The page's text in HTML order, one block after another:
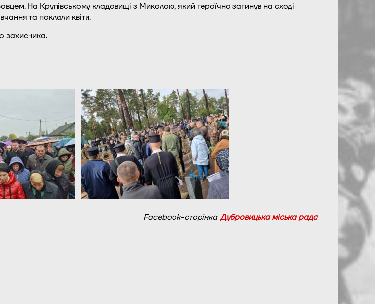
На Крупівському кладовищі з Миколою, який героїчно загинув на сході
та поклали квіти.
захисника.
Facebook-сторінка Дубровицька міська рада